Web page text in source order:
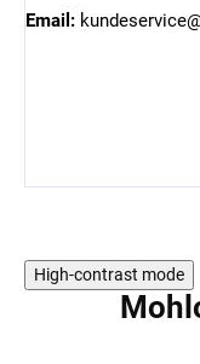
Email:
High-contrast mode